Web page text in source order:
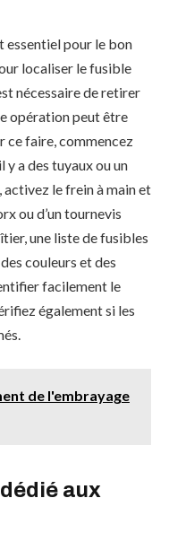
essentiel pour le bon
localiser le fusible
nécessaire de retirer
opération peut être
ce faire, commencez
a des tuyaux ou un
activez le frein à main et
ou d’un tournevis
une liste de fusibles
couleurs et des
facilement le
également si les
de l'embrayage
aux